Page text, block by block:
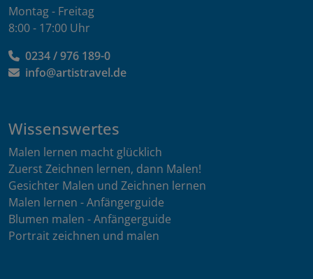
Montag - Freitag
8:00 - 17:00 Uhr
0234 / 976 189-0
info@artistravel.de
Wissenswertes
Malen lernen macht glücklich
Zuerst Zeichnen lernen, dann Malen!
Gesichter Malen und Zeichnen lernen
Malen lernen - Anfängerguide
Blumen malen - Anfängerguide
Portrait zeichnen und malen